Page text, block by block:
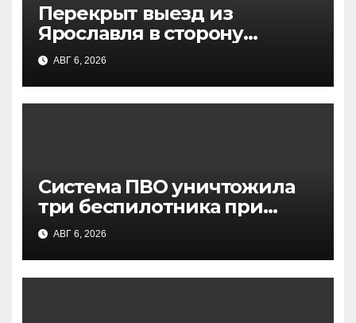
Перекрыт выезд из
Ярославля в сторону
Москвы: атака БПЛА,
движение остановлено
АВГ 6, 2026
Система ПВО уничтожила
три беспилотника при
попытке атаки на Москву —
заявление Собянина
АВГ 6, 2026